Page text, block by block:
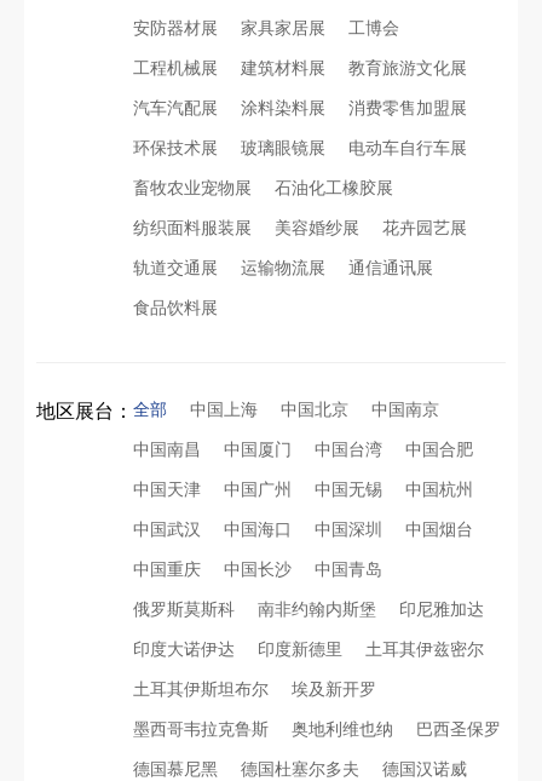
安防器材展 家具家居展 工博会
工程机械展 建筑材料展 教育旅游文化展
汽车汽配展 涂料染料展 消费零售加盟展
环保技术展 玻璃眼镜展 电动车自行车展
畜牧农业宠物展 石油化工橡胶展
纺织面料服装展 美容婚纱展 花卉园艺展
轨道交通展 运输物流展 通信通讯展
食品饮料展
地区展台： 全部 中国上海 中国北京 中国南京
中国南昌 中国厦门 中国台湾 中国合肥
中国天津 中国广州 中国无锡 中国杭州
中国武汉 中国海口 中国深圳 中国烟台
中国重庆 中国长沙 中国青岛
俄罗斯莫斯科 南非约翰内斯堡 印尼雅加达
印度大诺伊达 印度新德里 土耳其伊兹密尔
土耳其伊斯坦布尔 埃及新开罗
墨西哥韦拉克鲁斯 奥地利维也纳 巴西圣保罗
德国慕尼黑 德国杜塞尔多夫 德国汉诺威